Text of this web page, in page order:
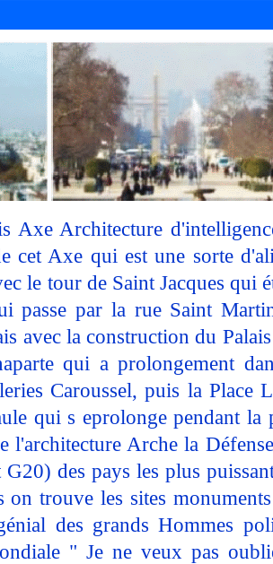
Axe Architecture
cet Axe qui est une sorte
le tour de Saint Jacques qui
passe par la rue Saint
avec la construction du
qui a prolongement
Caroussel, puis la Place
qui s eprolonge pendant
l'architecture Arche la
des pays les plus
on trouve les sites
des grands Hommes
" Je ne veux pas